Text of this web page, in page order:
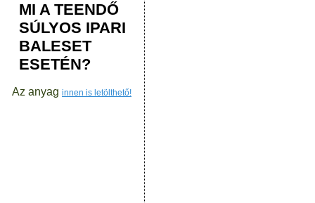
MI A TEENDŐ
SÚLYOS IPARI
BALESET
ESETÉN?
Az anyag innen is letölthető!